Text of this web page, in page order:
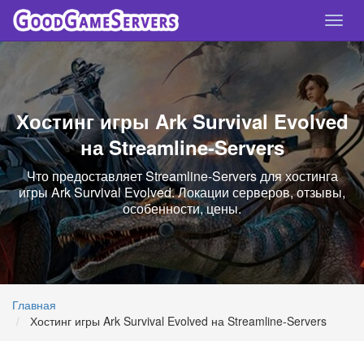
Хостинг игры Ark Survival Evolved
на Streamline-Servers
Что предоставляет Streamline-Servers для хостинга
игры Ark Survival Evolved. Локации серверов, отзывы,
особенности, цены.
Главная
Хостинг игры Ark Survival Evolved на Streamline-Servers